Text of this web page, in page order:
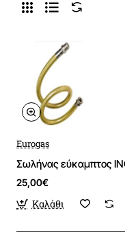
Eurogas
25,00€
Καλάθι